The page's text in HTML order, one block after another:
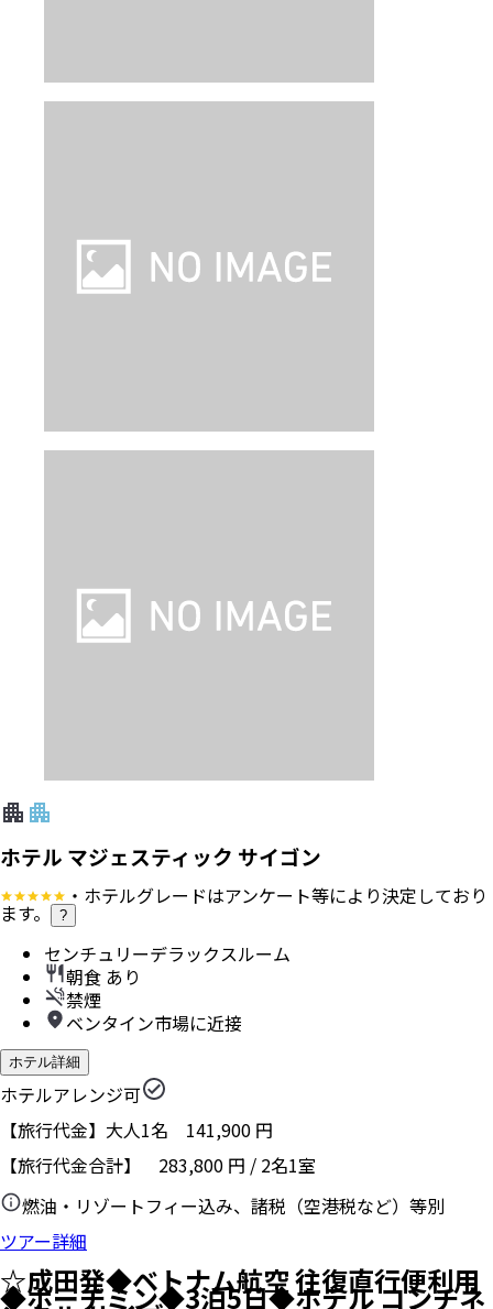
ホテル マジェスティック サイゴン
・ホテルグレードはアンケート等により決定しており
ます。 ?
センチュリーデラックスルーム
朝食 あり
禁煙
ベンタイン市場に近接
ホテル詳細
ホテルアレンジ可
【旅行代金】大人1名 141,900 円
【旅行代金合計】 283,800 円 / 2名1室
燃油・リゾートフィー込み、諸税（空港税など）等別
ツアー詳細
☆成田発◆ベトナム航空 往復直行便利用
◆ホーチミン◆3泊5日◆ホテル コンチネ